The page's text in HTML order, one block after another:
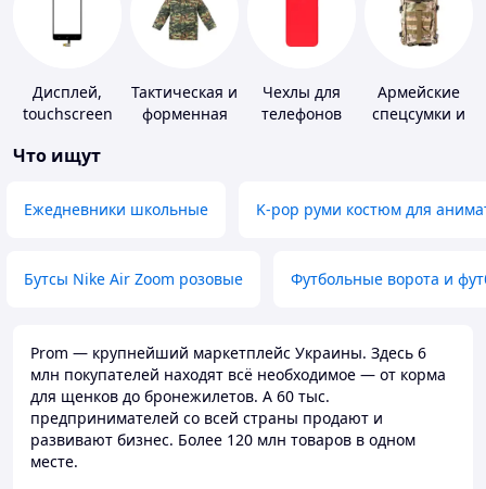
Дисплей,
touchscreen
телефонов
Тактическая и
форменная
Чехлы для
телефонов
Армейские
спецсумки и
Что ищут
Ежедневники школьные K-pop руми костюм для
Бутсы Nike Air Zoom розовые Футбольные ворота и
Prom — крупнейший маркетплейс Украины. Здесь 6
млн покупателей находят всё необходимое — от корма
для щенков до бронежилетов. А 60 тыс.
предпринимателей со всей страны продают и
развивают бизнес. Более 120 млн товаров в одном
месте.